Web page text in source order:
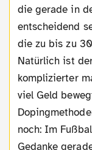
die gerade in
entscheidend
die zu bis zu
Natürlich ist
komplizierter
viel Geld
noch: Im
Gedanke